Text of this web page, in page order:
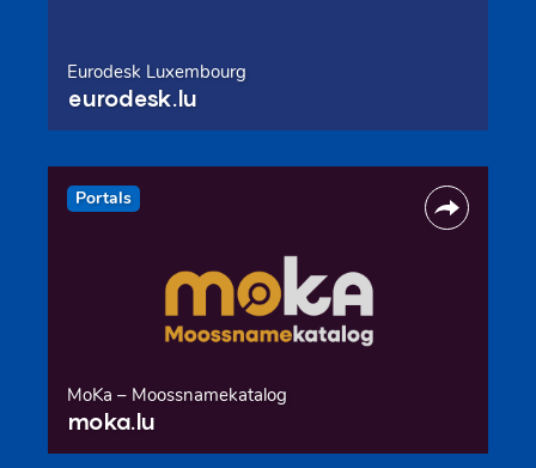
Eurodesk Luxembourg
eurodesk.lu
Portals
MoKa – Moossnamekatalog
moka.lu